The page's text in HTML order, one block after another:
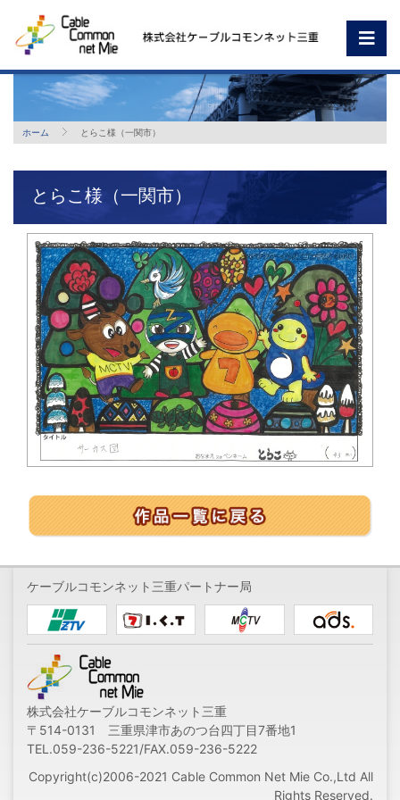
ホーム とらこ様（一関市）
とらこ様（一関市）
ケーブルコモンネット三重パートナー局
株式会社ケーブルコモンネット三重
〒514-0131 三重県津市あのつ台四丁目7番地1
TEL.059-236-5221/FAX.059-236-5222
Copyright(c)2006-2021 Cable Common Net Mie Co.,Ltd All
Rights Reserved.